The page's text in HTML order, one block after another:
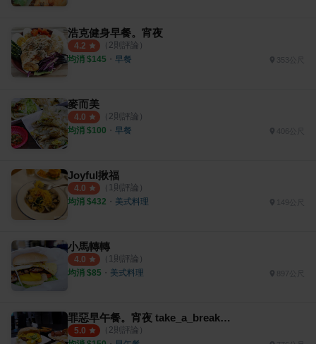
浩克健身早餐。宵夜
4.2 （ 2則評論）
均消 $145 ・ 早餐 353公尺
麥而美
4.0 （ 2則評論）
均消 $100 ・ 早餐 406公尺
Joyful揪福
4.0 （ 1則評論）
均消 $432 ・ 美式料理 149公尺
小馬轉轉
4.0 （ 1則評論）
均消 $85 ・ 美式料理
罪惡早午餐。宵夜 take_a_break-fast
5.0 （ 2則評論）